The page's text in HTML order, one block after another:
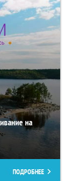
на
ПОДРОБНЕЕ